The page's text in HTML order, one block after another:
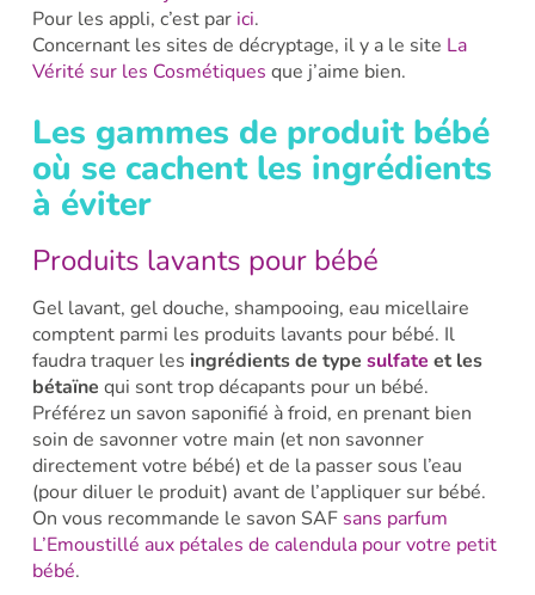
Pour les appli, c’est parici.
Concernant les sites de décryptage, il y a le site La
Vérité sur les Cosmétiques que j’aime bien.
Les gammes de produit bébé
où se cachent les ingrédients
à éviter
Produits lavants pour bébé
Gel lavant, gel douche, shampooing, eau micellaire
comptent parmi les produits lavants pour bébé. Il
faudra traquer les ingrédients de type sulfate et les
bétaïne qui sont trop décapants pour un bébé.
Préférez un savon saponifié à froid, en prenant bien
soin de savonner votre main (et non savonner
directement votre bébé) et de la passer sous l’eau
(pour diluer le produit) avant de l’appliquer sur bébé.
On vous recommande le savon SAF sans parfum
L’Emoustillé aux pétales de calendula pour votre petit
bébé.